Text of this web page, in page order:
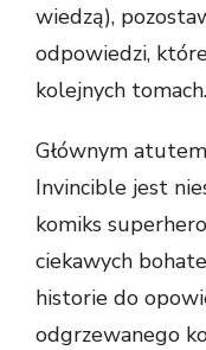
wiedzą),
odpowiedzi,
kolejnych tomach.
Głównym
Invincible jest
komiks
ciekawych
historie do
odgrzewanego